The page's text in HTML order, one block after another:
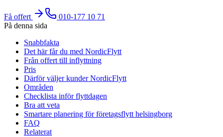
Få offert
010-177 10 71
På denna sida
Snabbfakta
Det här får du med NordicFlytt
Från offert till inflyttning
Pris
Därför väljer kunder NordicFlytt
Områden
Checklista inför flyttdagen
Bra att veta
Smartare planering för företagsflytt helsingborg
FAQ
Relaterat